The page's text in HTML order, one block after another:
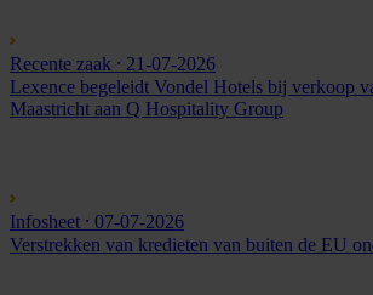
Recente zaak ⸱ 21-07-2026
Lexence begeleidt Vondel Hotels bij verkoop
Maastricht aan Q Hospitality Group
Infosheet ⸱ 07-07-2026
Verstrekken van kredieten van buiten de EU